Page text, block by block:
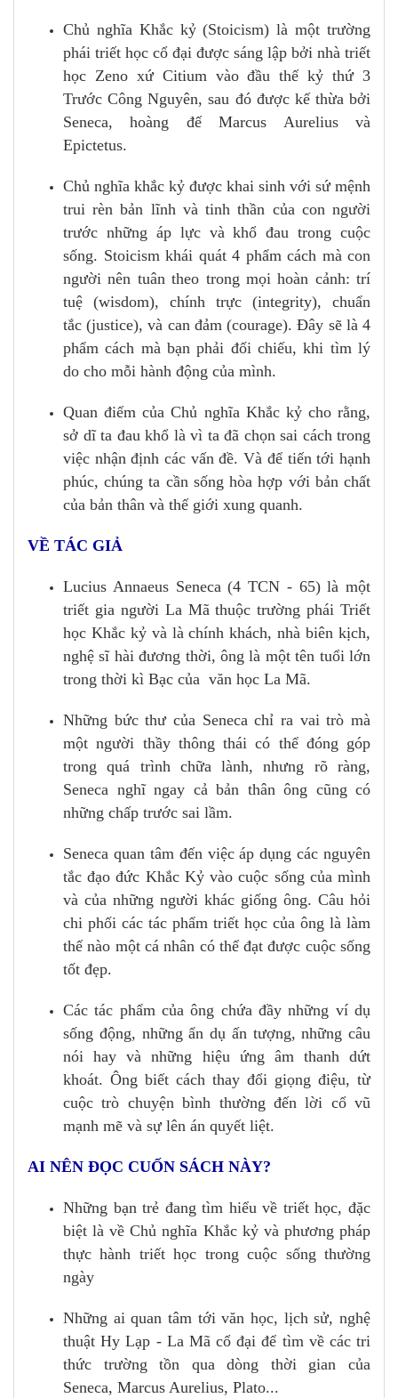
Chủ nghĩa Khắc kỷ (Stoicism) là một trường
phái triết học cổ đại được sáng lập bởi nhà triết
học Zeno xứ Citium vào đầu thế kỷ thứ 3
Trước Công Nguyên, sau đó được kế thừa bởi
Seneca, hoàng đế Marcus Aurelius và
Epictetus.
Chủ nghĩa khắc kỷ được khai sinh với sứ mệnh
trui rèn bản lĩnh và tinh thần của con người
trước những áp lực và khổ đau trong cuộc
sống. Stoicism khái quát 4 phẩm cách mà con
người nên tuân theo trong mọi hoàn cảnh: trí
tuệ (wisdom), chính trực (integrity), chuẩn
tắc (justice), và can đảm (courage). Đây sẽ là 4
phẩm cách mà bạn phải đối chiếu, khi tìm lý
do cho mỗi hành động của mình.
Quan điểm của Chủ nghĩa Khắc kỷ cho rằng,
sở dĩ ta đau khổ là vì ta đã chọn sai cách trong
việc nhận định các vấn đề. Và để tiến tới hạnh
phúc, chúng ta cần sống hòa hợp với bản chất
của bản thân và thế giới xung quanh.
VỀ TÁC GIẢ
Lucius Annaeus Seneca (4 TCN - 65) là một
triết gia người La Mã thuộc trường phái Triết
học Khắc kỷ và là chính khách, nhà biên kịch,
nghệ sĩ hài đương thời, ông là một tên tuổi lớn
trong thời kì Bạc của văn học La Mã.
Những bức thư của Seneca chỉ ra vai trò mà
một người thầy thông thái có thể đóng góp
trong quá trình chữa lành, nhưng rõ ràng,
Seneca nghĩ ngay cả bản thân ông cũng có
những chấp trước sai lầm.
Seneca quan tâm đến việc áp dụng các nguyên
tắc đạo đức Khắc Kỷ vào cuộc sống của mình
và của những người khác giống ông. Câu hỏi
chi phối các tác phẩm triết học của ông là làm
thế nào một cá nhân có thể đạt được cuộc sống
tốt đẹp.
Các tác phẩm của ông chứa đầy những ví dụ
sống động, những ẩn dụ ấn tượng, những câu
nói hay và những hiệu ứng âm thanh dứt
khoát. Ông biết cách thay đổi giọng điệu, từ
cuộc trò chuyện bình thường đến lời cổ vũ
mạnh mẽ và sự lên án quyết liệt.
AI NÊN ĐỌC CUỐN SÁCH NÀY?
Những bạn trẻ đang tìm hiểu về triết học, đặc
biệt là về Chủ nghĩa Khắc kỷ và phương pháp
thực hành triết học trong cuộc sống thường
ngày
Những ai quan tâm tới văn học, lịch sử, nghệ
thuật Hy Lạp - La Mã cổ đại để tìm về các tri
thức trường tồn qua dòng thời gian của
Seneca, Marcus Aurelius, Plato...